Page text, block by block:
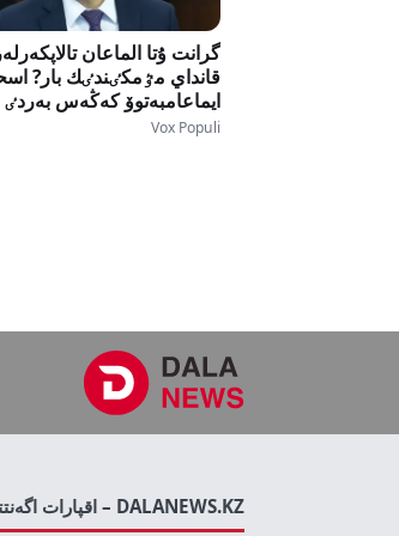
گرانت ۇتا الماعان
قانداي مٷمكٸندٸك بار?
ايماعامبەتوۆ كەڭەس بەردٸ
Vox Populi
DALANEWS.KZ – اقپارات اگەنتتٸگٸ